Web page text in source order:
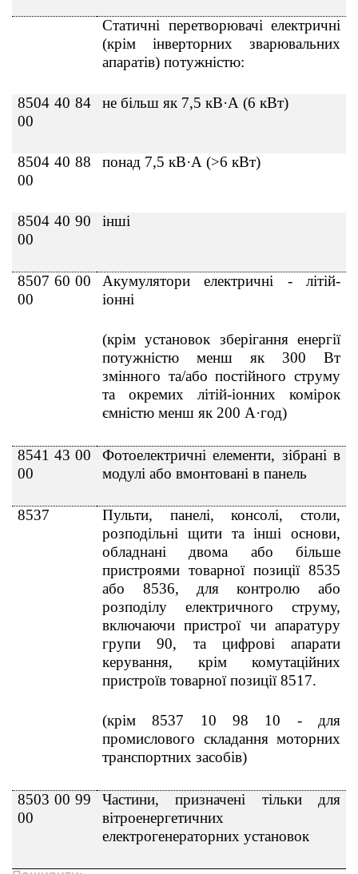
Статичні перетворювачі електричні
(крім інверторних зварювальних
апаратів) потужністю:
8504 40 84
00
не більш як 7,5 кВ·А (6 кВт)
8504 40 88
00
понад 7,5 кВ·А (>6 кВт)
8504 40 90
00
інші
8507 60 00
00
Акумулятори електричні - літій-
іонні
(крім установок зберігання енергії
потужністю менш як 300 Вт
змінного та/або постійного струму
та окремих літій-іонних комірок
ємністю менш як 200 А·год)
8541 43 00
00
Фотоелектричнi елементи, зiбранi в
модулi або вмонтованi в панель
8537
Пульти, панелі, консолі, столи,
розподільні щити та інші основи,
обладнані двома або більше
пристроями товарної позиції 8535
або 8536, для контролю або
розподілу електричного струму,
включаючи пристрої чи апаратуру
групи 90, та цифрові апарати
керування, крім комутаційних
пристроїв товарної позиції 8517.
(крім 8537 10 98 10 - для
промислового складання моторних
транспортних засобiв)
8503 00 99
00
Частини, призначені тільки для
вітроенергетичних
електрогенераторних установок